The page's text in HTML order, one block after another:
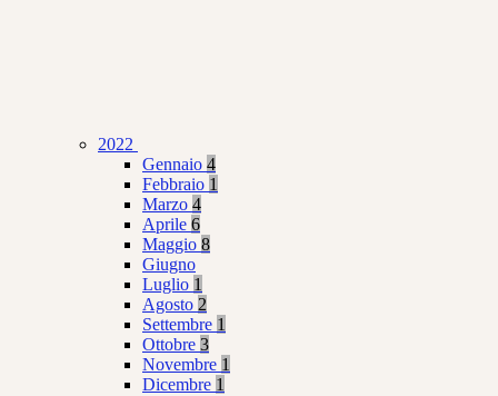
2022
Gennaio 4
Febbraio 1
Marzo 4
Aprile 6
Maggio 8
Giugno
Luglio 1
Agosto 2
Settembre 1
Ottobre 3
Novembre 1
Dicembre 1